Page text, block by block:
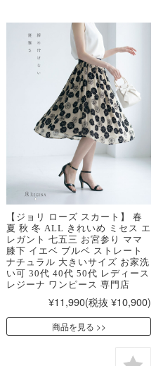
【ジョリ ローズ スカート】 春
夏 秋 冬 ALL きれいめ ミセス エ
レガント 七五三 お宮参り ママ
膝下 イエベ ブルベ ストレート
ナチュラル 大きいサイズ お家洗
い可 30代 40代 50代 レディース
レジーナ ワンピース 専門店
¥11,990(税抜 ¥10,900)
商品を見る